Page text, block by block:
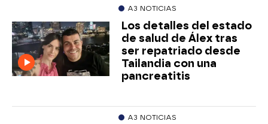
A3 NOTICIAS
Los detalles del estado
de salud de Álex tras
ser repatriado desde
Tailandia con una
pancreatitis
A3 NOTICIAS